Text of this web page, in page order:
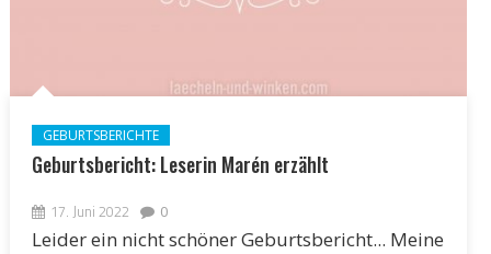
GEBURTSBERICHTE
Geburtsbericht: Leserin Marén erzählt
17. Juni 2022 0
Leider ein nicht schöner Geburtsbericht... Meine